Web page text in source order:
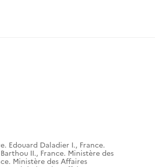
Edouard Daladier I., France.
II., France. Ministère des
Ministère des Affaires